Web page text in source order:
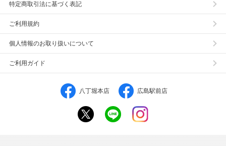
特定商取引法に基づく表記
ご利用規約
個人情報のお取り扱いについて
ご利用ガイド
八丁堀本店 広島駅前店